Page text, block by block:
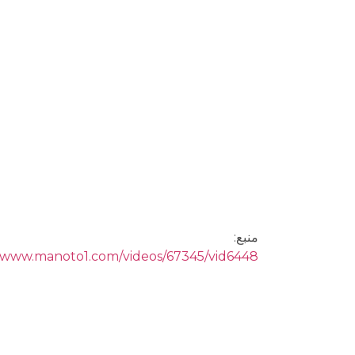
منبع:
videos/67345/vid6448